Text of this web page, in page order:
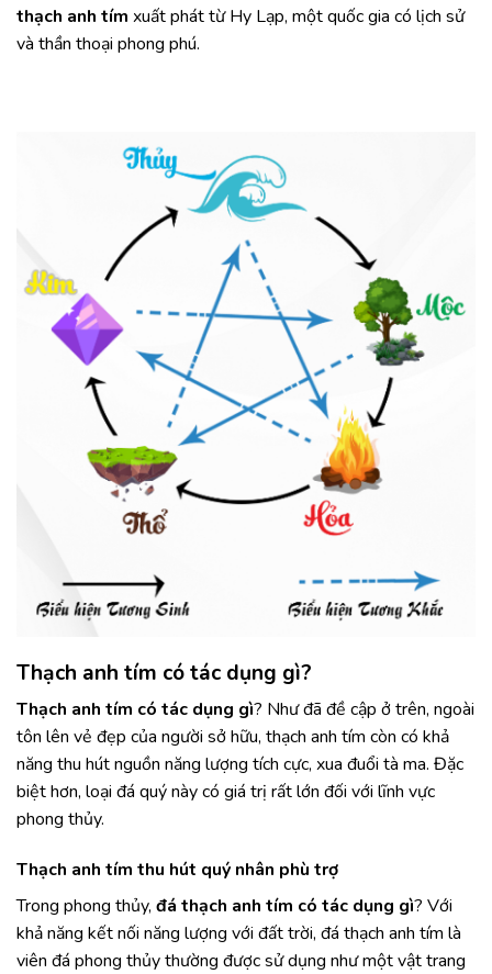
thạch anh tím xuất phát từ Hy Lạp, một quốc gia có lịch sử
và thần thoại phong phú.
Thạch anh tím có tác dụng gì?
Thạch anh tím có tác dụng gì? Như đã đề cập ở trên, ngoài
tôn lên vẻ đẹp của người sở hữu, thạch anh tím còn có khả
năng thu hút nguồn năng lượng tích cực, xua đuổi tà ma. Đặc
biệt hơn, loại đá quý này có giá trị rất lớn đối với lĩnh vực
phong thủy.
Thạch anh tím thu hút quý nhân phù trợ
Trong phong thủy, đá thạch anh tím có tác dụng gì? Với
khả năng kết nối năng lượng với đất trời, đá thạch anh tím là
viên đá phong thủy thường được sử dụng như một vật trang